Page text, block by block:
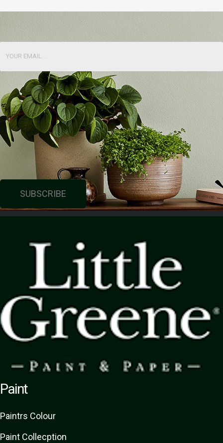
SUBSCRIBE
Paint
Paintrs Colour
Paint Collecption